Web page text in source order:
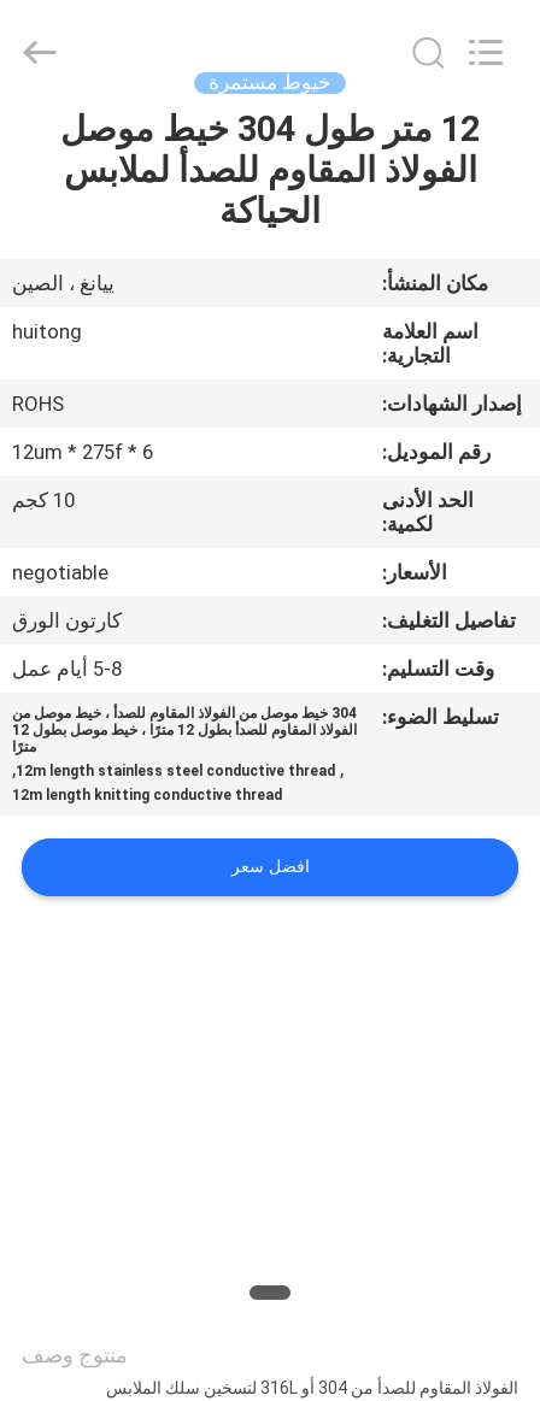
أشرطة
فيديو
عرض
الواقع
الافتراضي
معلومات
جولة
في
مراقبة
الجودة
Materials
خيوط مستمرة
12 متر طول 304 خيط موصل
الفولاذ المقاوم للصدأ لملابس
الحياكة
مكان المنشأ:
ييانغ ، الصين
اسم العلامة
التجارية:
huitong
إصدار الشهادات:
ROHS
رقم الموديل:
12um * 275f * 6
الحد الأدنى
لكمية:
10 كجم
الأسعار:
negotiable
تفاصيل التغليف:
كارتون الورق
وقت التسليم:
5-8 أيام عمل
تسليط الضوء:
304 خيط موصل من الفولاذ المقاوم للصدأ ، خيط موصل من
الفولاذ المقاوم للصدأ بطول 12 مترًا ، خيط موصل بطول 12
مترًا
,
12m length stainless steel conductive thread
,
12m length knitting conductive thread
افضل سعر
منتوج وصف
الفولاذ المقاوم للصدأ من 304 أو 316L لتسخين سلك الملابس